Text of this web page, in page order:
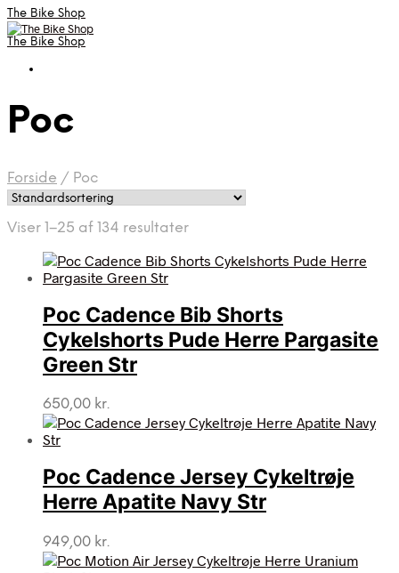
The Bike Shop
The Bike Shop
Poc
Forside / Poc
Viser 1–25 af 134 resultater
Poc Cadence Bib Shorts
Cykelshorts Pude Herre Pargasite
Green Str
650,00 kr.
Poc Cadence Jersey Cykeltrøje
Herre Apatite Navy Str
949,00 kr.